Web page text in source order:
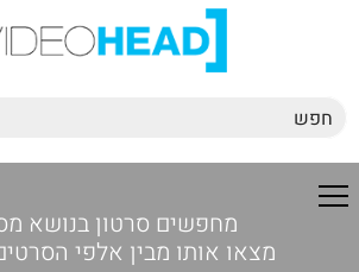
מחפשים סרטון בנושא
מצאו אותו מבין אלפי